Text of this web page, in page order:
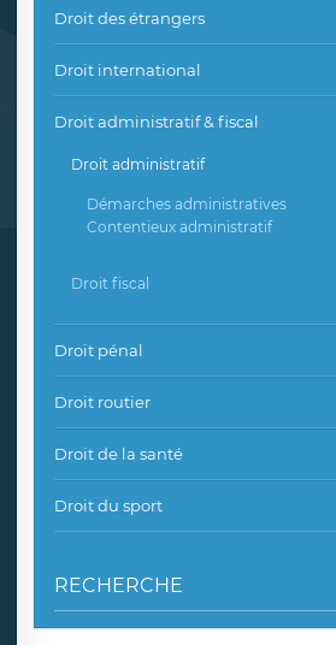
Droit des étrangers
Droit international
Droit administratif & fiscal
Droit administratif
Démarches administratives
Contentieux administratif
Droit fiscal
Droit pénal
Droit routier
Droit de la santé
Droit du sport